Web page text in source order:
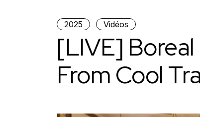
2025 Vidéos
[LIVE] Boreal
From Cool